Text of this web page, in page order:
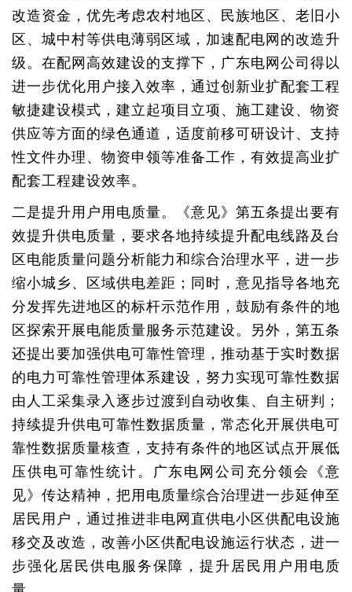
改造资金，优先考虑农村地区、民族地区、老旧小
区、城中村等供电薄弱区域，加速配电网的改造升
级。在配网高效建设的支撑下，广东电网公司得以
进一步优化用户接入效率，通过创新业扩配套工程
敏捷建设模式，建立起项目立项、施工建设、物资
供应等方面的绿色通道，适度前移可研设计、支持
性文件办理、物资申领等准备工作，有效提高业扩
配套工程建设效率。
二是提升用户用电质量。《意见》第五条提出要有
效提升供电质量，要求各地持续提升配电线路及台
区电能质量问题分析能力和综合治理水平，进一步
缩小城乡、区域供电差距；同时，意见指导各地充
分发挥先进地区的标杆示范作用，鼓励有条件的地
区探索开展电能质量服务示范建设。另外，第五条
还提出要加强供电可靠性管理，推动基于实时数据
的电力可靠性管理体系建设，努力实现可靠性数据
由人工采集录入逐步过渡到自动收集、自主研判；
持续提升供电可靠性数据质量，常态化开展供电可
靠性数据质量核查，支持有条件的地区试点开展低
压供电可靠性统计。广东电网公司充分领会《意
见》传达精神，把用电质量综合治理进一步延伸至
居民用户，通过推进非电网直供电小区供配电设施
移交及改造，改善小区供配电设施运行状态，进一
步强化居民供电服务保障，提升居民用户用电质